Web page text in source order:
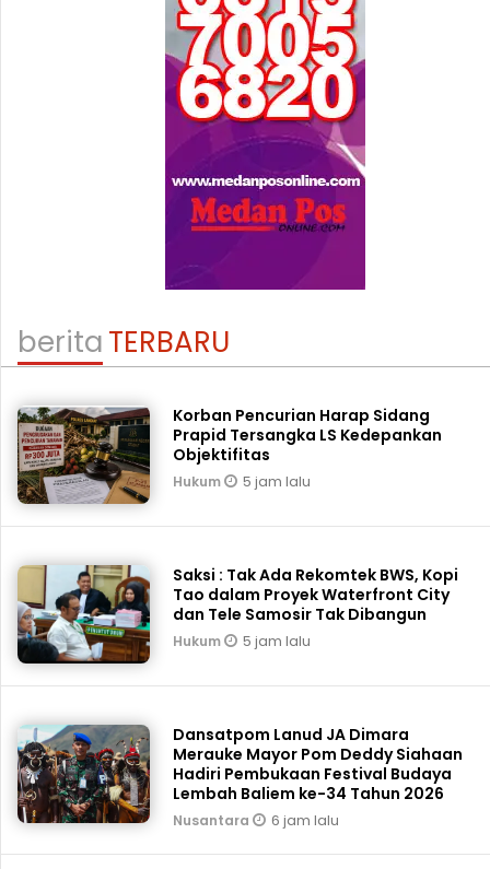
beritaTERBARU
Korban Pencurian Harap Sidang
Prapid Tersangka LS Kedepankan
Objektifitas
Hukum 5 jam lalu
Saksi : Tak Ada Rekomtek BWS, Kopi
Tao dalam Proyek Waterfront City
dan Tele Samosir Tak Dibangun
Hukum 5 jam lalu
Dansatpom Lanud JA Dimara
Merauke Mayor Pom Deddy Siahaan
Hadiri Pembukaan Festival Budaya
Lembah Baliem ke-34 Tahun 2026
Nusantara 6 jam lalu